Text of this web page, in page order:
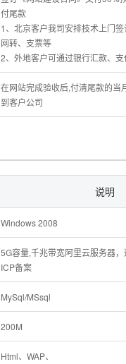
付尾款
1、北京客户我司安排技术上门签
网转、支票等
2、外地客户可通过银行汇款、
在网站完成验收后,付清尾款的当
到客户公司
说明
Windows 2008
5G容量,千兆带宽阿里云服务器
ICP备案
MySql/MSsql
200M
Html、WAP、